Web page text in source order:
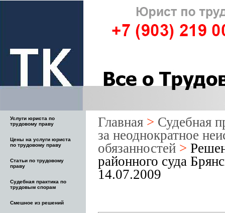
Услуги юриста по
трудовому праву
Цены на услуги юриста
по трудовому праву
Статьи по трудовому
праву
Судебная практика по
трудовым спорам
Смешное из решений
Главная > Судебная
за неоднократное
обязанностей >
районного суда
14.07.2009